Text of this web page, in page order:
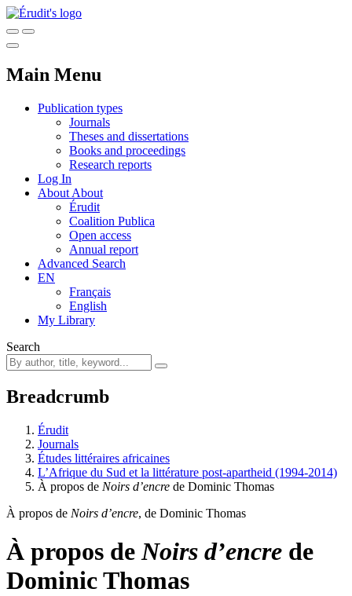
Main Menu
Publication types
Journals
Theses and dissertations
Books and proceedings
Research reports
Log In
About About
Érudit
Coalition Publica
Open access
Annual report
Advanced Search
EN
Français
English
My Library
Search
Breadcrumb
Érudit
Journals
Études littéraires africaines
L’Afrique du Sud et la littérature post-apartheid (1994-2014)
À propos de Noirs d’encre de Dominic Thomas
À propos de Noirs d’encre, de Dominic Thomas
À propos de Noirs d’encre de
Dominic Thomas